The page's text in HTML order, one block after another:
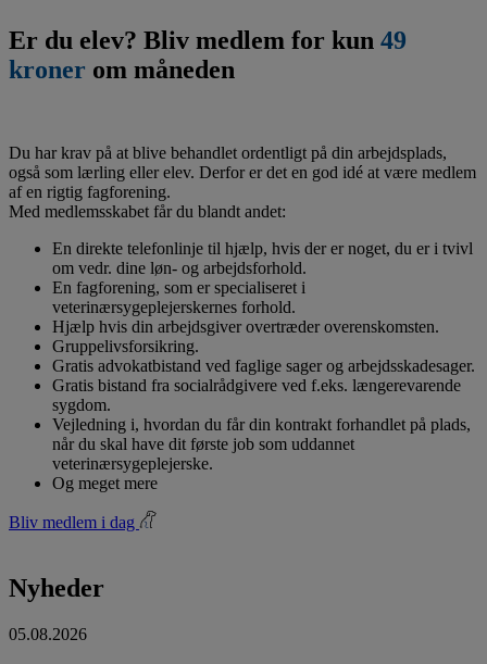
Er du elev? Bliv medlem for kun 49
kroner om måneden
Du har krav på at blive behandlet ordentligt på din arbejdsplads,
også som lærling eller elev. Derfor er det en god idé at være medlem
af en rigtig fagforening.
Med medlemsskabet får du blandt andet:
En direkte telefonlinje til hjælp, hvis der er noget, du er i tvivl
om vedr. dine løn- og arbejdsforhold.
En fagforening, som er specialiseret i
veterinærsygeplejerskernes forhold.
Hjælp hvis din arbejdsgiver overtræder overenskomsten.
Gruppelivsforsikring.
Gratis advokatbistand ved faglige sager og arbejdsskadesager.
Gratis bistand fra socialrådgivere ved f.eks. længerevarende
sygdom.
Vejledning i, hvordan du får din kontrakt forhandlet på plads,
når du skal have dit første job som uddannet
veterinærsygeplejerske.
Og meget mere
Bliv medlem i dag
Nyheder
05.08.2026